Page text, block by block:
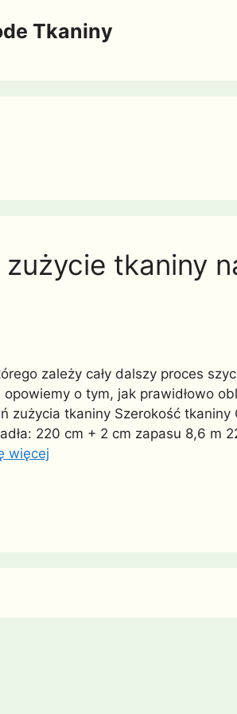
Tkaniny
tkaniny
zależy cały dalszy proces
opowiemy o tym, jak prawidłowo
zużycia tkaniny Szerokość
220 cm + 2 cm zapasu 8,6 m
więcej